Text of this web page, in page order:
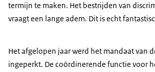
termijn te maken. Het bestrijden van
vraagt een lange adem. Dit is echt
Het afgelopen jaar werd het mandaat van
ingeperkt. De coördinerende functie voor